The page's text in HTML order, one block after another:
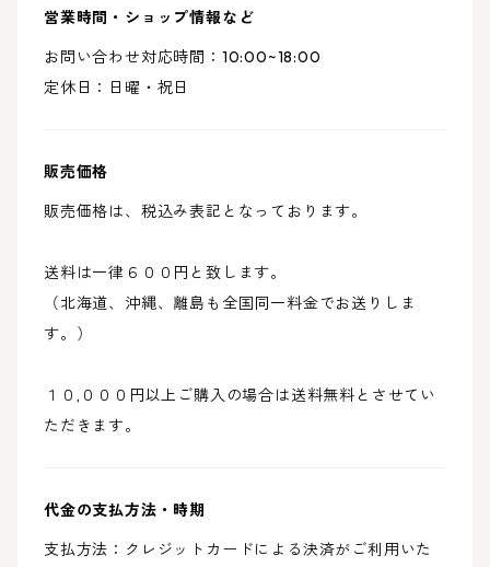
営業時間・ショップ情報など
お問い合わせ対応時間：10:00~18:00
定休日：日曜・祝日
販売価格
販売価格は、税込み表記となっております。
送料は一律６００円と致します。
（北海道、沖縄、離島も全国同一料金でお送りしま
す。）
１０,０００円以上ご購入の場合は送料無料とさせてい
ただきます。
代金の支払方法・時期
支払方法：クレジットカードによる決済がご利用いた